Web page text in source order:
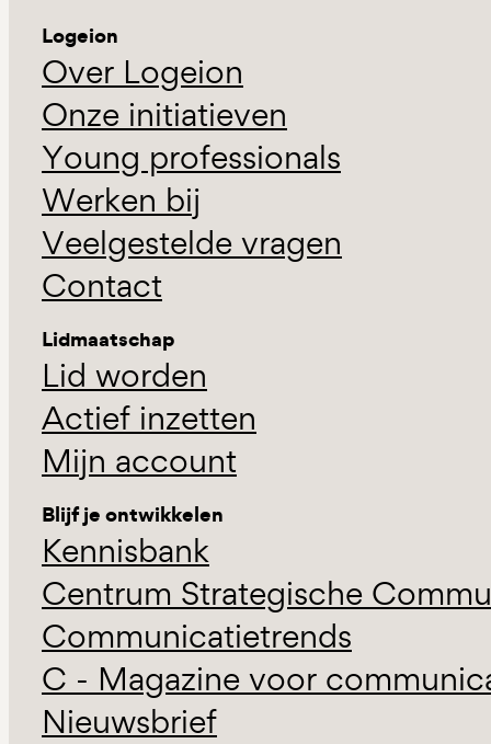
Logeion
Over Logeion
Onze initiatieven
Young professionals
Werken bij
Veelgestelde vragen
Contact
Lidmaatschap
Lid worden
Actief inzetten
Mijn account
Blijf je ontwikkelen
Kennisbank
Centrum Strategische
Communicatietrends
C - Magazine voor
Nieuwsbrief